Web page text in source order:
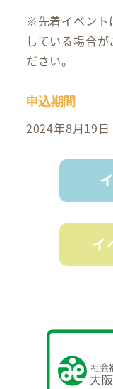
※先着イベント
している場合
ださい。
申込期間
2024年8月19日
イ